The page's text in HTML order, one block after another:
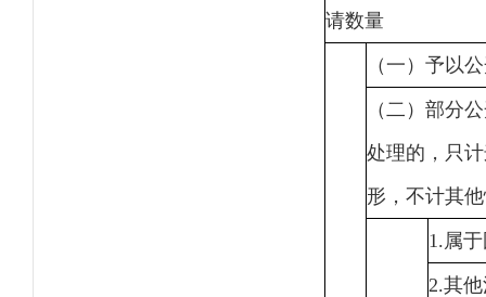
请数量
（一）予以
（二）部分
处理的，只
形，不计其
1.属
2.其